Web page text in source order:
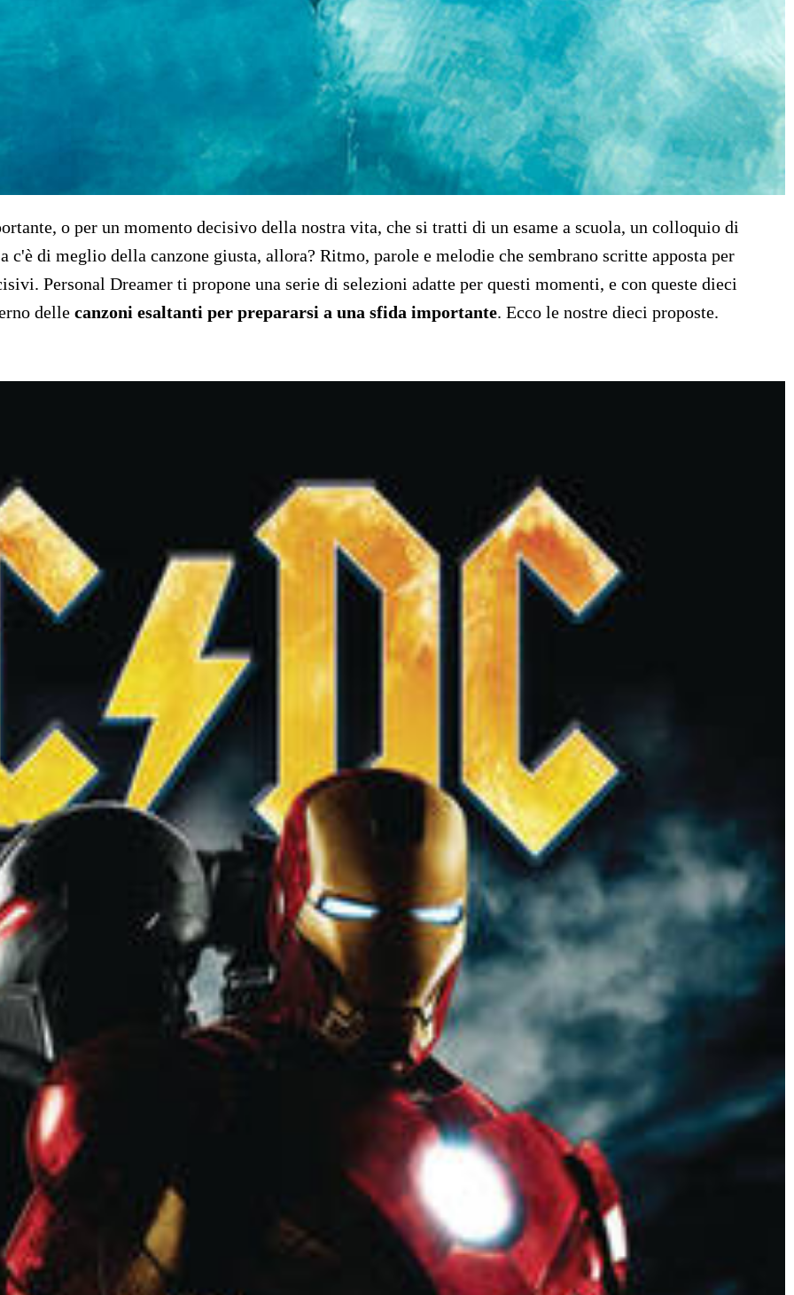
o per un momento decisivo della nostra vita, che si tratti di un esame a scuola, un colloquio di
c'è di meglio della canzone giusta, allora? Ritmo, parole e melodie che sembrano scritte apposta per
Personal Dreamer ti propone una serie di selezioni adatte per questi momenti, e con queste dieci
delle canzoni esaltanti per prepararsi a una sfida importante. Ecco le nostre dieci proposte.